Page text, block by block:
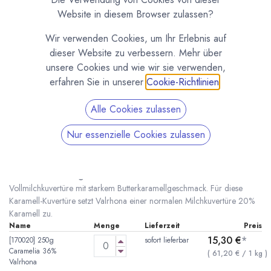
Caramélia 36% Milchkuvertüre von Valrhona
Vollmilchkuvertüre mit starkem Butterkaramellgeschmack. Für diese
Karamell-Kuvertüre setzt Valrhona einer normalen Milchkuvertüre 20%
Karamell zu.
Name Menge Lieferzeit
Preis
[170020] 250g
Caramelia 36%
Valrhona
sofort lieferbar 15,30 €*
( 61,20 € /1 kg )
Website in diesem Browser zulassen?
Wir verwenden Cookies, um Ihr Erlebnis auf
dieser Website zu verbessern. Mehr über
unsere Cookies und wie wir sie verwenden,
erfahren Sie in unserer Cookie-Richtlinien
Alle Cookies zulassen
Nur essenzielle Cookies zulassen